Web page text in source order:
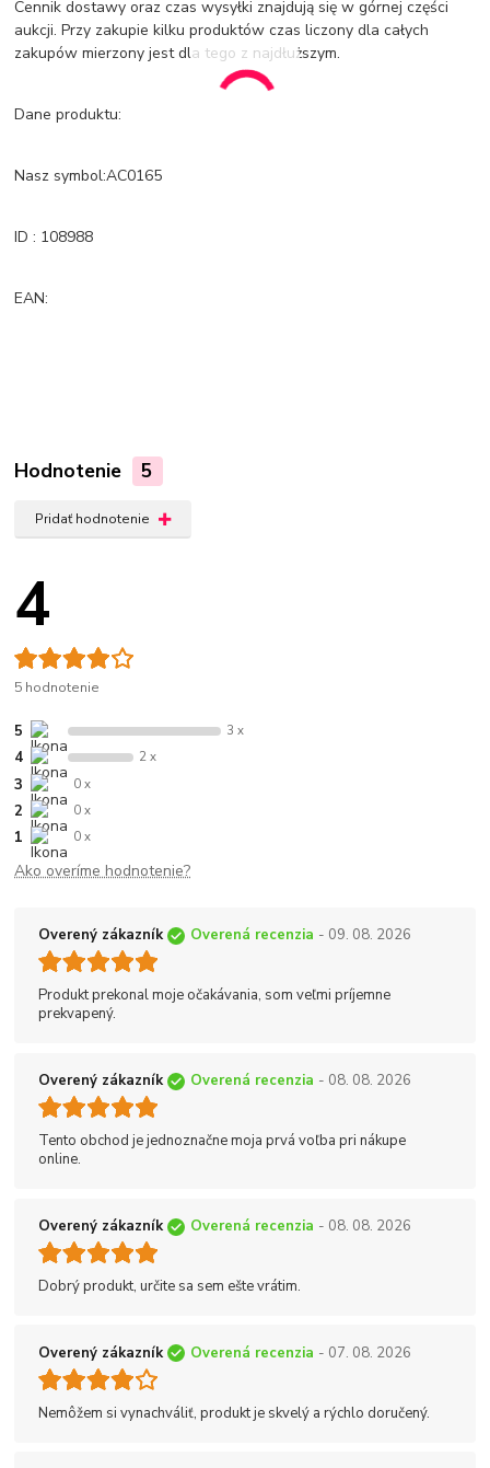
Cennik dostawy oraz czas wysyłki znajdują się w górnej części
aukcji. Przy zakupie kilku produktów czas liczony dla całych
zakupów mierzony jest dla tego z najdłuższym.
Dane produktu:
Nasz symbol:AC0165
ID : 108988
EAN:
Hodnotenie 5
Pridať hodnotenie
4
5 hodnotenie
5 3 x
4 2 x
3 0 x
2 0 x
1 0 x
Ako overíme hodnotenie?
Overený zákazník Overená recenzia - 09. 08. 2026
Produkt prekonal moje očakávania, som veľmi príjemne
prekvapený.
Overený zákazník Overená recenzia - 08. 08. 2026
Tento obchod je jednoznačne moja prvá voľba pri nákupe
online.
Overený zákazník Overená recenzia - 08. 08. 2026
Dobrý produkt, určite sa sem ešte vrátim.
Overený zákazník Overená recenzia - 07. 08. 2026
Nemôžem si vynachváliť, produkt je skvelý a rýchlo doručený.